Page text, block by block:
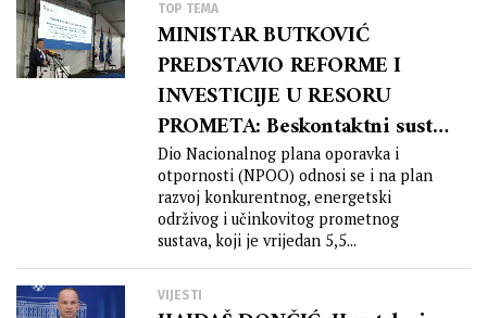
TOP TEMA
MINISTAR BUTKOVIĆ
PREDSTAVIO REFORME I
INVESTICIJE U RESORU
PROMETA: Beskontaktni sustav
naplate na svim dionicama
autocesta
Dio Nacionalnog plana oporavka i
otpornosti (NPOO) odnosi se i na plan
razvoj konkurentnog, energetski
održivog i učinkovitog prometnog
sustava, koji je vrijedan 5,5...
VIJESTI